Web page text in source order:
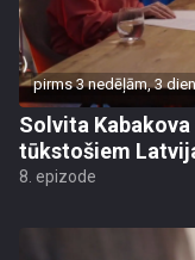
pirms 3 nedēļām, 3
Solvita
tūkstošiem
8. epizode